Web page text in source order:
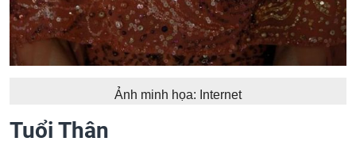
Ảnh minh họa: Internet
Tuổi Thân